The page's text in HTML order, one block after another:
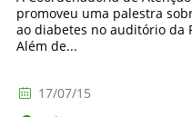
promoveu uma palestra
ao diabetes no auditório da
Além de...
17/07/15